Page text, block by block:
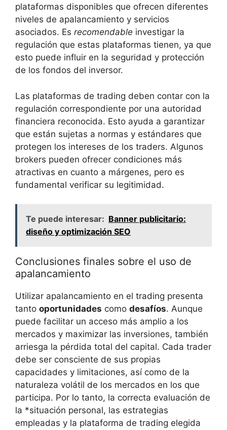
plataformas ⁢disponibles​ que ofrecen diferentes
niveles ⁣de apalancamiento y servicios
asociados. Es recomendable investigar la
regulación que estas plataformas tienen, ya que
esto puede influir en⁣ la seguridad‌ y ⁢protección
de los fondos del ‌inversor.
Las plataformas de trading deben contar con la
‍regulación correspondiente por una ⁣autoridad
‍financiera reconocida. Esto ayuda a garantizar
que⁣ están ​sujetas ⁢a normas y​ estándares que
protegen los intereses‍ de los traders. Algunos
brokers⁣ pueden‌ ofrecer condiciones más
atractivas en cuanto​ a márgenes, pero es
fundamental verificar su legitimidad.
Te puede interesar: Banner publicitario:
diseño y optimización SEO
Conclusiones finales sobre el‍ uso de
apalancamiento
Utilizar ⁣apalancamiento en ⁢el trading presenta
tanto oportunidades como‌ desafíos.⁢ Aunque‌
puede‍ facilitar un acceso más‍ amplio a los
mercados y maximizar las inversiones,​ también
arriesga la‌ pérdida total⁤ del ‌capital.​ Cada trader
debe ​ser consciente de sus propias
capacidades y limitaciones, así ‌como ⁤de la
naturaleza volátil de los mercados en los que
participa. ⁣Por lo tanto, la correcta evaluación de
la *situación personal, las ⁤estrategias
⁢empleadas y la plataforma de trading elegida